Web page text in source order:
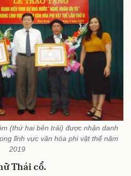
(thứ hai bên trái) được nhận danh
lĩnh vực văn hóa phi vật thể năm
2019
Thái cổ.